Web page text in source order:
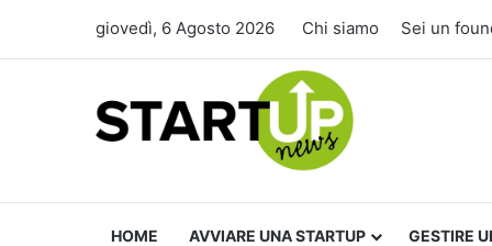
giovedì, 6 Agosto 2026 Chi siamo Sei un
HOME AVVIARE UNA STARTUP GESTIRE